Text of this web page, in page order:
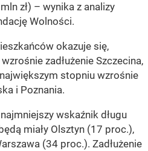
zł) – wynika z analizy
Wolności.
okazuje się,
zadłużenie Szczecina,
stopniu wzrośnie
i Poznania.
wskaźnik długu
miały Olsztyn (17 proc.),
(34 proc.). Zadłużenie